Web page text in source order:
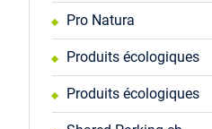
Pro Natura
Produits écologiques
Produits écologiques